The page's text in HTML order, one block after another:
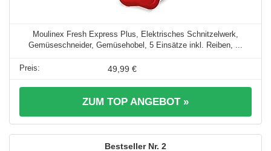
Moulinex Fresh Express Plus, Elektrisches Schnitzelwerk,
Gemüseschneider, Gemüsehobel, 5 Einsätze inkl. Reiben, ...
49,99 €
ZUM TOP ANGEBOT »
2